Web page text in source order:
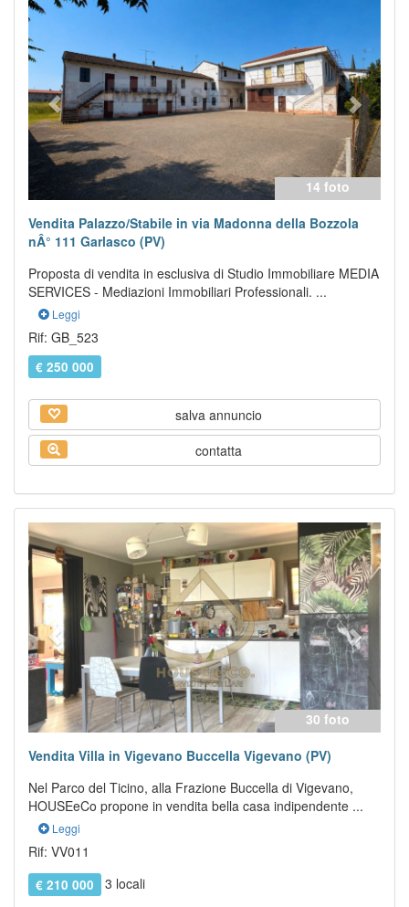
14 foto
Vendita Palazzo/Stabile in via Madonna della Bozzola
nÂ° 111 Garlasco (PV)
Proposta di vendita in esclusiva di Studio Immobiliare MEDIA
SERVICES - Mediazioni Immobiliari Professionali. ...
Leggi
Rif: GB_523
€ 250 000
salva annuncio
contatta
30 foto
Previous Next
Vendita Villa in Vigevano Buccella Vigevano (PV)
Nel Parco del Ticino, alla Frazione Buccella di Vigevano,
HOUSEeCo propone in vendita bella casa indipendente ...
Leggi
Rif: VV011
€ 210 000 3 locali